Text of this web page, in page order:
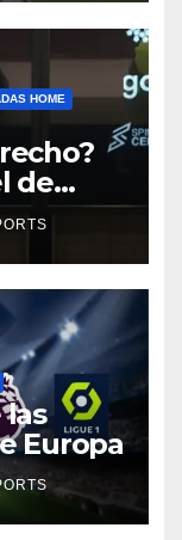
HOME
de
las
Europa